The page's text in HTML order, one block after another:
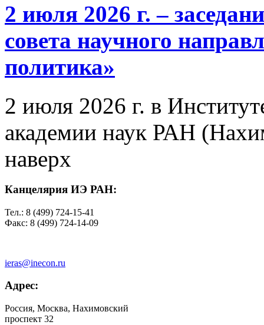
2 июля 2026 г. –
совета научного
политика»
2 июля 2026 г. в
академии наук РАН
наверх
Канцелярия ИЭ РАН:
Тел.: 8 (499) 724-15-41
Факс: 8 (499) 724-14-09
ieras@inecon.ru
Адрес:
Россия, Москва, Нахимовский
проспект 32